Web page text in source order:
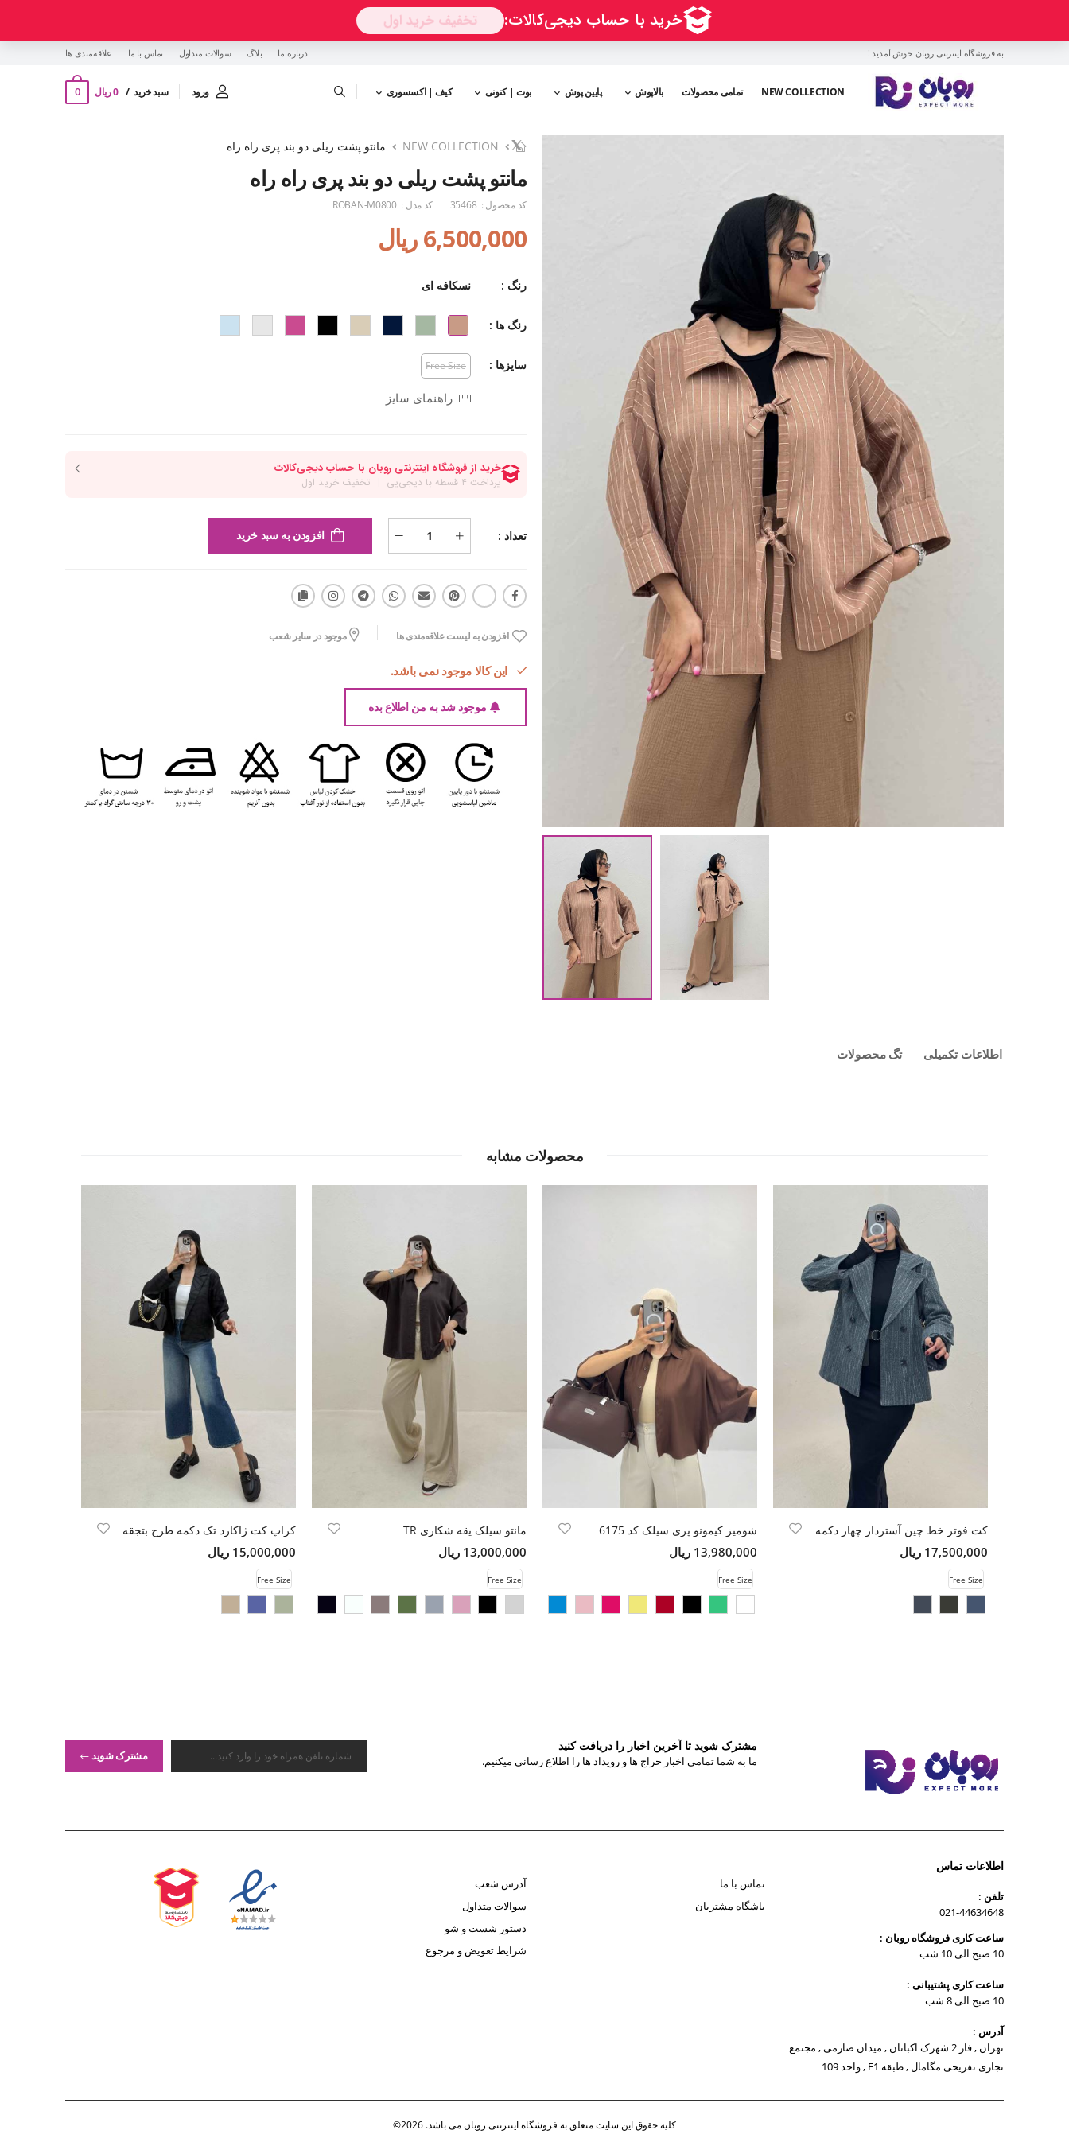
به فروشگاه اینترنتی روبان خوش آمدید ! درباره ما بلاگ سوالات متداول تماس با ما ‌علاقه‌مندی ها
NEW COLLECTION تمامی محصولات بالاپوش پایین پوش بوت | کتونی کیف | اکسسوری ورود سبد خرید 0 ریال 0
NEW COLLECTION مانتو پشت ریلی دو بند پری راه راه
مانتو پشت ریلی دو بند پری راه راه
کد محصول : 35468 کد مدل : ROBAN-M0800
6,500,000 ریال
رنگ : نسکافه ای
رنگ ها :
سایزها : Free Size
راهنمای سایز
تعداد : افزودن به سبد خرید
افزودن به لیست علاقه‌مندی ها موجود در سایر شعب
این کالا موجود نمی باشد.
موجود شد به من اطلاع بده
اطلاعات تکمیلی تگ محصولات
محصولات مشابه
کت فوتر خط چین آستردار چهار دکمه
17,500,000 ریال
Free Size
شومیز کیمونو پری سیلک کد 6175
13,980,000 ریال
Free Size
مانتو سیلک یقه شکاری TR
13,000,000 ریال
Free Size
کراپ کت ژاکارد تک دکمه طرح بتجقه
15,000,000 ریال
Free Size
مشترک شوید تا آخرین اخبار را دریافت کنید
ما به شما تمامی اخبار حراج ها و رویداد ها را اطلاع رسانی میکنیم. مشترک شوید
اطلاعات تماس
تلفن :
021-44634648
ساعت کاری فروشگاه روبان :
10 صبح الی 10 شب
ساعت کاری پشتیبانی :
10 صبح الی 8 شب
آدرس :
تهران , فاز 2 شهرک اکباتان , میدان صارمی , مجتمع
تجاری تفریحی مگامال , طبقه F1 , واحد 109
تماس با ما
باشگاه مشتریان
آدرس شعب
سوالات متداول
دستور شست و شو
شرایط تعویض و مرجوع
کلیه حقوق این سایت متعلق به فروشگاه اینترنتی روبان می باشد. 2026©